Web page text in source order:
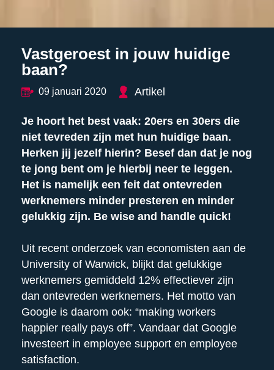
Vastgeroest in jouw huidige
baan?
09 januari 2020 Artikel
Je hoort het best vaak: 20ers en 30ers die
niet tevreden zijn met hun huidige baan.
Herken jij jezelf hierin? Besef dan dat je nog
te jong bent om je hierbij neer te leggen.
Het is namelijk een feit dat ontevreden
werknemers minder presteren en minder
gelukkig zijn. Be wise and handle quick!
Uit recent onderzoek van economisten aan de
University of Warwick, blijkt dat gelukkige
werknemers gemiddeld 12% effectiever zijn
dan ontevreden werknemers. Het motto van
Google is daarom ook: “making workers
happier really pays off”. Vandaar dat Google
investeert in employee support en employee
satisfaction.